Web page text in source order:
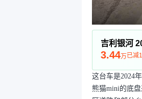
吉利银河
3.44万已减
这台车是2024
熊猫mini的底